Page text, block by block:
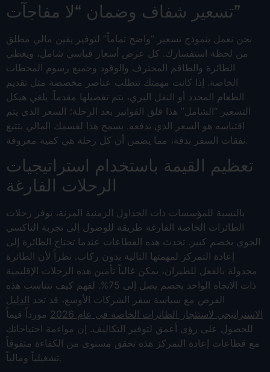
تسعير شفاف وضمان “لا مفاجآت”
نحن نعمل بنموذج تسعير “واضح تماماً” لتوفير يقين مالي مطلق
من لحظة استفسارك. كل عرض أسعار قياسي شامل، ويغطي
الطائرة والطاقم المحترف والوقود وجميع رسوم المحطات
الخاصة. إذا كانت مهمتك تتطلب عناصر مخصصة مثل تقديم
الطعام المحدد أو النقل البري، يتم تفصيلها مقدماً. يلغي هيكل
التسعير “الشامل” هذا قلق الفواتير بعد الرحلة؛ السعر الذي يتم
اقتباسه هو السعر الذي تدفعه. يسمح هذا لقسمك المالي بتتبع
نفقات السفر بدقة، مما يضمن أن كل رحلة هي كمية معروفة.
تعظيم القيمة باستخدام استراتيجيات
الرحلات الفارغة
بالنسبة للمؤسسات ذات الجداول الزمنية المرنة، توفر رحلات
الطائرات الخاصة الفارغة طريقة للوصول إلى تجربة التاكسي
الجوي بخصم كبير. تحدث هذه القطاعات عندما تحتاج الطائرة إلى
إعادة التمركز لمهمتها التالية بدون ركاب. نظراً لأن الطائرة
مجدولة بالفعل للطيران، يمكن غالباً تأمين هذه الرحلات الإقليمية
ذات الاتجاه الواحد بخصم يصل إلى 75%. لفهم كيف تتناسب هذه
الفرص مع سياسة سفر الشركات الأوسع، قد تجد الدليل
الاستراتيجي لاستئجار الطائرات الخاصة في عام 2026
مورداً قيماً
للحصول على رؤى أعمق لتوفير التكاليف. إن مواءمة احتياجاتك
مع قطاعات إعادة التمركز هذه تحقق مستوى من الكفاءة متفوقاً
تشغيلياً ومالياً.